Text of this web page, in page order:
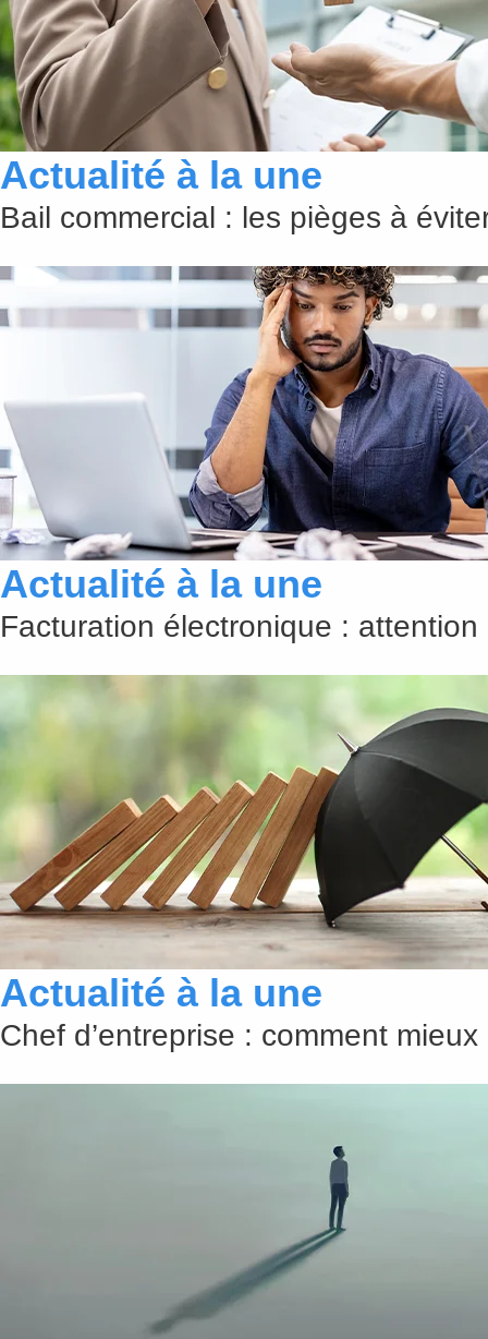
Actualité à la une
Bail commercial : les pièges à
Actualité à la une
Facturation électronique :
Actualité à la une
Chef d’entreprise : comment